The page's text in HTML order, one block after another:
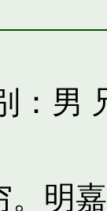
：男
。明